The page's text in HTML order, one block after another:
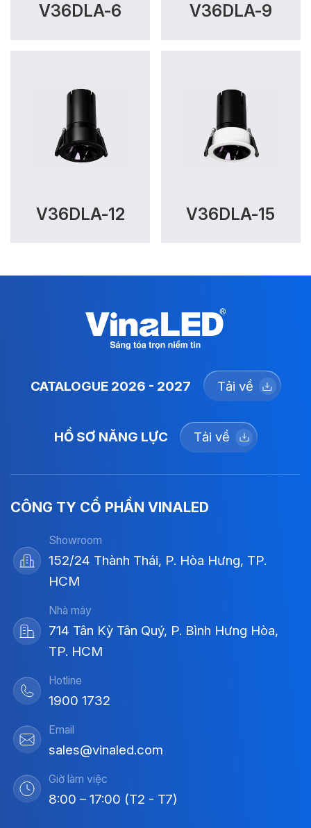
V36DLA-6 V36DLA-9
V36DLA-12 V36DLA-15
CATALOGUE 2026 - 2027 Tải về
HỒ SƠ NĂNG LỰC Tải về
CÔNG TY CỔ PHẦN VINALED
Showroom
152/24 Thành Thái, P. Hòa Hưng, TP.
HCM
Nhà máy
714 Tân Kỳ Tân Quý, P. Bình Hưng Hòa,
TP. HCM
Hotline
1900 1732
Email
sales@vinaled.com
Giờ làm việc
8:00 – 17:00 (T2 - T7)